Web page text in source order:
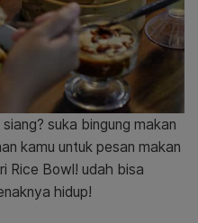
suka bingung makan
kamu untuk pesan makan
Rice Bowl! udah bisa
hidup!